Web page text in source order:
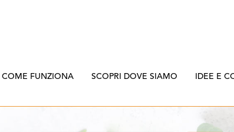
COME FUNZIONA SCOPRI DOVE SIAMO IDEE E